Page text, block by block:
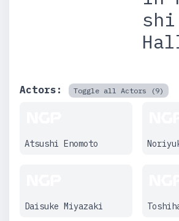
Actors: Toggle all Actors (9)
Atsushi Enomoto
Daisuke Miyazaki